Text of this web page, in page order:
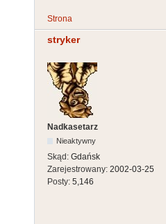
Strona
stryker
Nadkasetarz
Nieaktywny
Skąd: Gdańsk
Zarejestrowany: 2002-03-25
Posty: 5,146